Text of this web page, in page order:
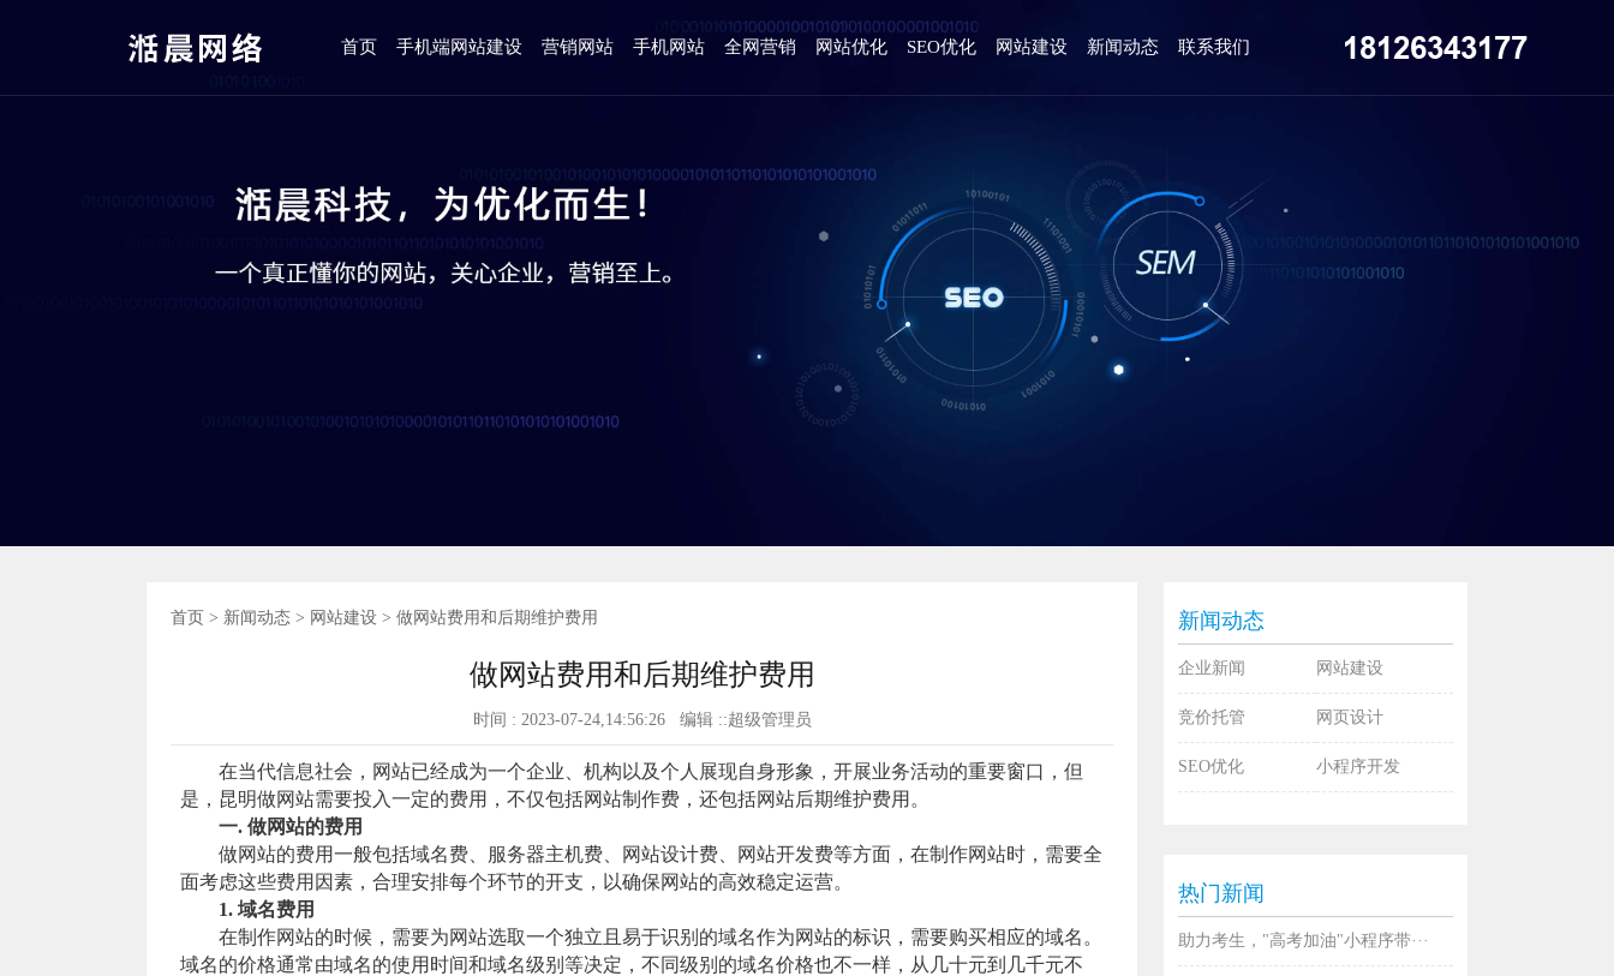
首页 手机端网站建设 营销网站 手机网站 全网营销 网站优化 SEO优化 网站建设 新闻动态 联系我们 18126343177
首页 > 新闻动态 > 网站建设 > 做网站费用和后期维护费用
做网站费用和后期维护费用
时间 : 2023-07-24,14:56:26 编辑 ::超级管理员
在当代信息社会，网站已经成为一个企业、机构以及个人展现自身形象，开展业务活动的重要窗口，但
是，昆明做网站需要投入一定的费用，不仅包括网站制作费，还包括网站后期维护费用。
一. 做网站的费用
做网站的费用一般包括域名费、服务器主机费、网站设计费、网站开发费等方面，在制作网站时，需要全
面考虑这些费用因素，合理安排每个环节的开支，以确保网站的高效稳定运营。
1. 域名费用
在制作网站的时候，需要为网站选取一个独立且易于识别的域名作为网站的标识，需要购买相应的域名。
域名的价格通常由域名的使用时间和域名级别等决定，不同级别的域名价格也不一样，从几十元到几千元不
新闻动态
企业新闻 网站建设
竞价托管 网页设计
SEO优化 小程序开发
热门新闻
助力考生，"高考加油"小程序带···